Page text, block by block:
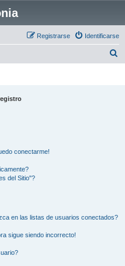
Identificarse
Registrarse
conectarme!
del Sitio"?
en las listas de usuarios conectados?
sigue siendo incorrecto!